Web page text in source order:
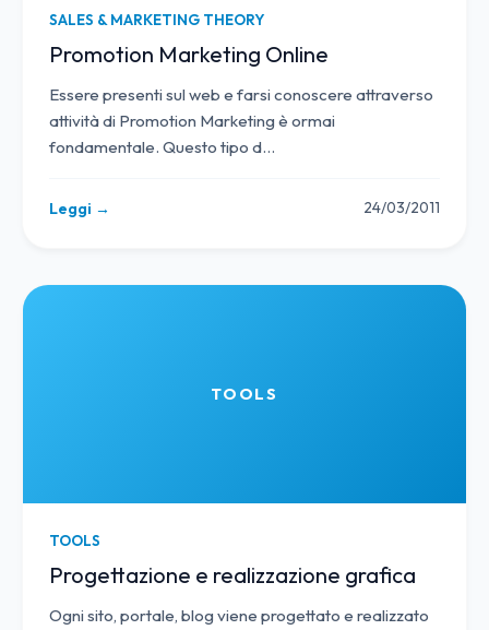
SALES & MARKETING THEORY
Promotion Marketing Online
Essere presenti sul web e farsi conoscere attraverso
attività di Promotion Marketing è ormai
fondamentale. Questo tipo d…
Leggi → 24/03/2011
TOOLS
TOOLS
Progettazione e realizzazione grafica
Ogni sito, portale, blog viene progettato e realizzato